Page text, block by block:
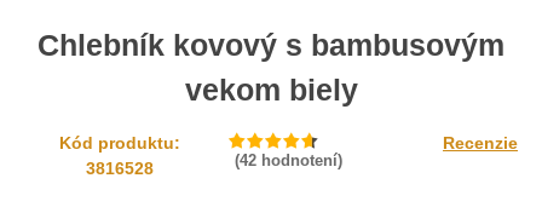
Chlebník kovový s bambusovým
vekom biely
Kód produktu:
3816528
(42hodnotení)
Recenzie